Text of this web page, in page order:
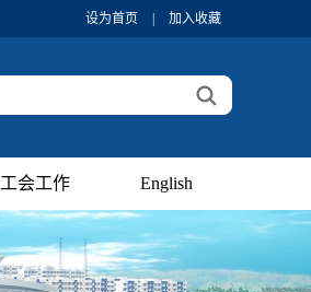
设为首页 加入收藏
工会工作 English